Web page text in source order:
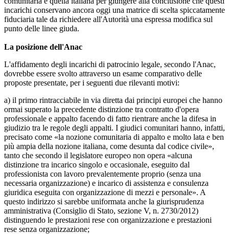
incarichi conservano ancora oggi una matrice di scelta spiccatamente
fiduciaria tale da richiedere all'Autorità una espressa modifica sul
punto delle linee giuda.
La posizione dell'Anac
L'affidamento degli incarichi di patrocinio legale, secondo l'Anac,
dovrebbe essere svolto attraverso un esame comparativo delle
proposte presentate, per i seguenti due rilevanti motivi:
a) il primo rintracciabile in via diretta dai principi europei che hanno
ormai superato la precedente distinzione tra contratto d'opera
professionale e appalto facendo di fatto rientrare anche la difesa in
giudizio tra le regole degli appalti. I giudici comunitari hanno, infatti,
precisato come «la nozione comunitaria di appalto e molto lata e ben
più ampia della nozione italiana, come desunta dal codice civile»,
tanto che secondo il legislatore europeo non opera «alcuna
distinzione tra incarico singolo e occasionale, eseguito dal
professionista con lavoro prevalentemente proprio (senza una
necessaria organizzazione) e incarico di assistenza e consulenza
giuridica eseguita con organizzazione di mezzi e personale». A
questo indirizzo si sarebbe uniformata anche la giurisprudenza
amministrativa (Consiglio di Stato, sezione V, n. 2730/2012)
distinguendo le prestazioni rese con organizzazione e prestazioni
rese senza organizzazione;